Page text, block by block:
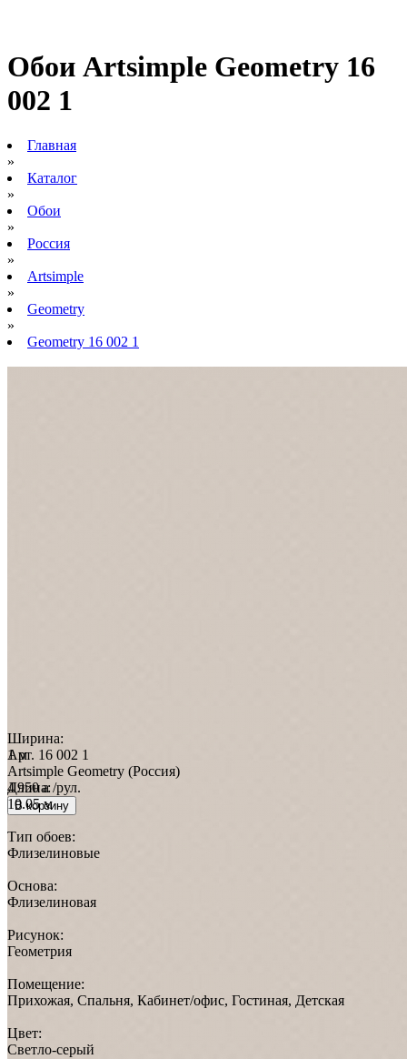
Обои Artsimple Geometry 16
002 1
Главная
»
Каталог
»
Обои
»
Россия
»
Artsimple
»
Geometry
»
Geometry 16 002 1
Арт. 16 002 1
Artsimple Geometry (Россия)
4 950 a /рул.
В корзину
Ширина:
1 м
Длина:
10.05 м
Тип обоев:
Флизелиновые
Основа:
Флизелиновая
Рисунок:
Геометрия
Помещение:
Прихожая, Спальня, Кабинет/офис, Гостиная, Детская
Цвет:
Светло-серый